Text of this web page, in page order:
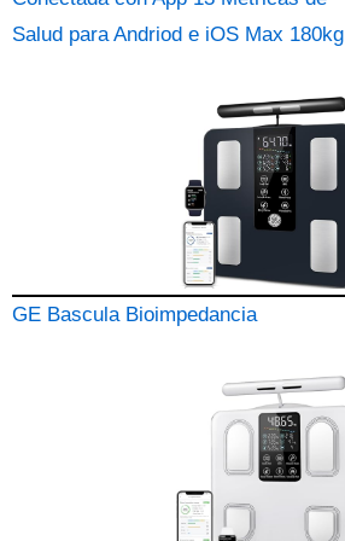
Salud para Andriod e iOS Max 180kg
GE Bascula Bioimpedancia